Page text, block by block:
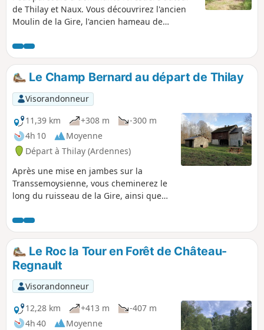
de Thilay et Naux. Vous découvrirez l'ancien
Moulin de la Gire, l'ancien hameau de
Également au programme de cette
randonnée, deux points de vue sur Nohan,
sur la crête du château de Linchamps
Le Champ Bernard au départ de Thilay
Visorandonneur
11,39 km
+308 m
-300 m
4h 10
Moyenne
Départ à Thilay (Ardennes)
Après une mise en jambes sur la
Transsemoysienne, vous cheminerez le
long du ruisseau de la Gire, ainsi que
Nantanru, pour atteindre la clairière du
Champ Bernard. Vous effectuerez le
retour par Nohan, puis par la rive
gauche de la Semoy. Deux points de vue
sur la vallée de la Semoy sont au
programme de cette randonnée.
Le Roc la Tour en Forêt de Château-
Regnault
Visorandonneur
12,28 km
+413 m
-407 m
4h 40
Moyenne